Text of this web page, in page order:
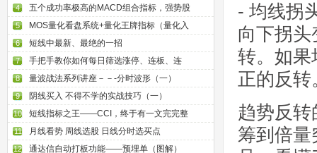
4 五个成功率极高的MACD组合指标，强势股
5 MOS量化看盘系统+量化王牌指标（量化入
6 短线中最新、最绝的一招
7 手把手教你如何每日筛选涨停、连板、连
8 量波战法系列讲座－－-分时波形（一）
9 阴线买入 不得不学的实战技巧（一）
10 短线指标之王——CCI，终于有一文完完整
11 月线看势 周线选股 日线分时选买点
12 通达信自动打板功能——预埋单（图解）
- 均线拐
向下拐
转。如果
正的反转
趋势反
筹到倍